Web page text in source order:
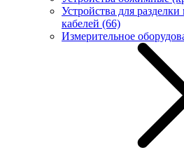
Устройства для
кабелей (66)
Измерительное